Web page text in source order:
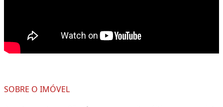
SOBRE O IMÓVEL